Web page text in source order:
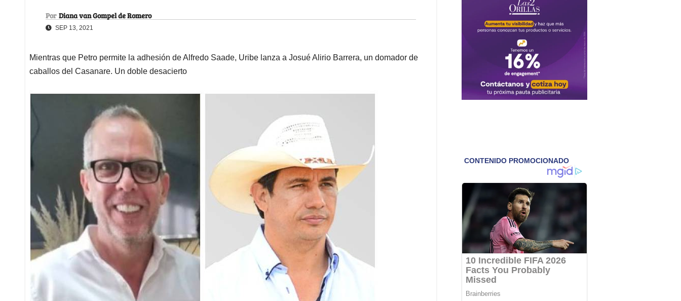
Por Diana van Gompel de Romero
SEP 13, 2021
Mientras que Petro permite la adhesión de Alfredo Saade, Uribe lanza a Josué Alirio Barrera, un domador de
caballos del Casanare. Un doble desacierto